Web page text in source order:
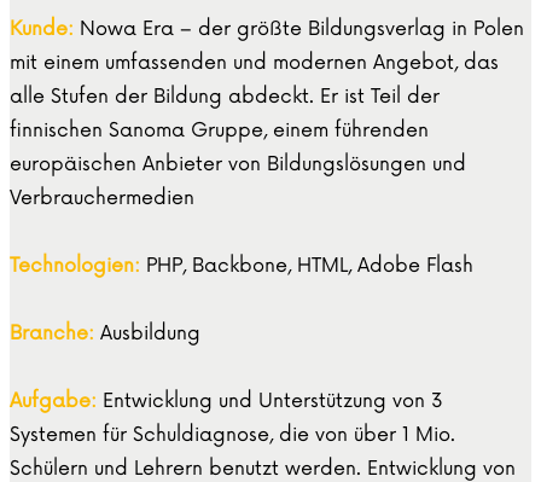
Kunde: Nowa Era – der größte Bildungsverlag in Polen
mit einem umfassenden und modernen Angebot, das
alle Stufen der Bildung abdeckt. Er ist Teil der
finnischen Sanoma Gruppe, einem führenden
europäischen Anbieter von Bildungslösungen und
Verbrauchermedien
Technologien: PHP, Backbone, HTML, Adobe Flash
Branche: Ausbildung
Aufgabe: Entwicklung und Unterstützung von 3
Systemen für Schuldiagnose, die von über 1 Mio.
Schülern und Lehrern benutzt werden. Entwicklung von